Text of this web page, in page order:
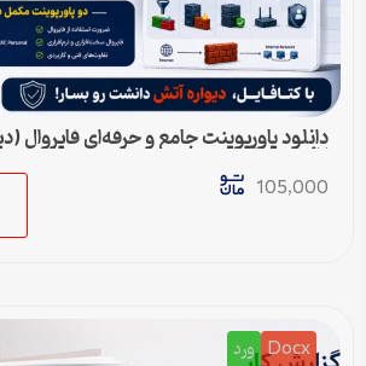
دانلود پاورپوینت جامع و حرفه‌ای فایروال
ارائه و پروژه
105,000
Docx ورد